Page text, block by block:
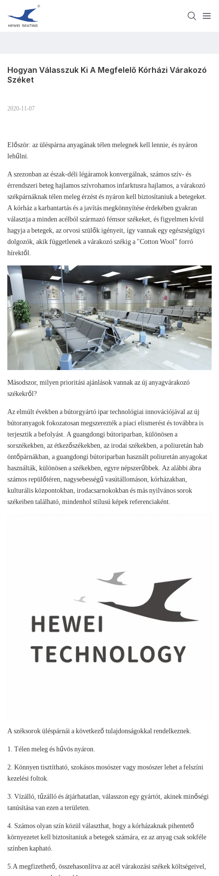
Hogyan Válasszuk Ki A Megfelelő Kórházi Várakozó
Széket
2020-11-07
Először: az üléspárna anyagának télen melegnek kell lennie, és nyáron
lehűlni.
A szezonban az észak-déli légáramok konvergálnak, számos szív- és
érrendszeri beteg hajlamos szívrohamos infarktusra hajlamos, a várakozó
székpárnáknak télen meleg érzést és nyáron kell biztosítaniuk a betegeket.
A kórház a karbantartás és a javítás megkönnyítése érdekében gyakran
választja a minden acélból származó fémsor székeket, és figyelmen kívül
hagyja a betegek, az orvosi szülők igényeit, így vannak egy egészségügyi
dolgozók, akik függetlenek a várakozó székig a "Cotton Wool" forró
hírektől.
Másodszor, milyen prioritási ajánlások vannak az új anyagvárakozó
székekről?
Az elmúlt években a bútorgyártó ipar technológiai innovációjával az új
bútoranyagok fokozatosan megszerezték a piaci elismerést és továbbra is
terjesztik a befolyást. A guangdongi bútoriparban, különösen a
sorszékekben, az étkezőszékekben, az irodai székekben, a poliuretán hab
öntőpárnákban, a guangdongi bútoriparban használt poliuretán anyagokat
használták, különösen a székekben, egyre népszerűbbek. Az alábbi ábra
számos repülőtéren, nagysebességű vasútállomáson, kórházakban,
kulturális központokban, irodacsarnokokban és más nyilvános sorok
székeiben található, mindenhol stílusú képek referenciaként.
A széksorok üléspárnái a következő tulajdonságokkal rendelkeznek.
1. Télen meleg és hűvös nyáron.
2. Könnyen tisztítható, szokásos mosószer vagy mosószer lehet a felszíni
kezelési foltok.
3. Vízálló, tűzálló és átjárhatatlan, válasszon egy gyártót, akinek minőségi
tanúsítása van ezen a területen.
4. Számos olyan szín közül választhat, hogy a kórházaknak pihentető
környezetet kell biztosítaniuk a betegek számára, ez az anyag csak sokféle
színben kapható.
5.A megfizethető, összehasonlítva az acél várakozási székek költségeivel,